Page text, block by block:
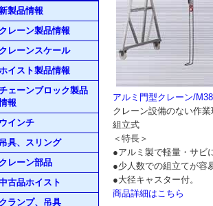
製品情報
クレーン製品情報
クレーンスケール
イスト製品情報
ェーンブロック製品
報
ウインチ
吊具、スリング
クレーン部品
古品ホイスト
クランプ、吊具
アルミ門型クレーン/
クレーン設備のない作
組立式
＜特長＞
●アルミ製で軽量・サビ
●少人数での組立てが容
●大径キャスター付。
商品詳細はこちら